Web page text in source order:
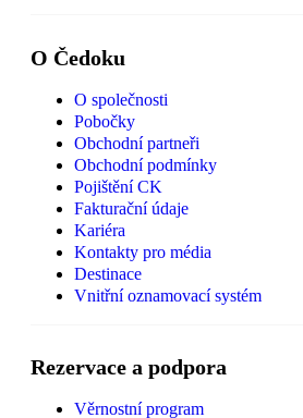
O Čedoku
O společnosti
Pobočky
Obchodní partneři
Obchodní podmínky
Pojištění CK
Fakturační údaje
Kariéra
Kontakty pro média
Destinace
Vnitřní oznamovací systém
Rezervace a podpora
Věrnostní program